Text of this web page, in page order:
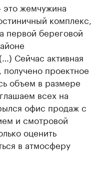
это жемчужина
комплекс,
первой береговой
Сейчас активная
получено проектное
объем в размере
всех на
офис продаж с
и смотровой
оценить
в атмосферу